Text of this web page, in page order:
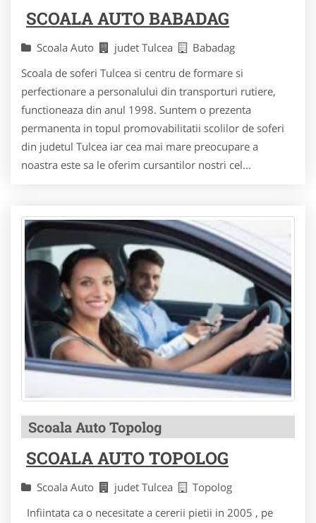
SCOALA AUTO BABADAG
Scoala Auto judet Tulcea
Babadag
Scoala de soferi Tulcea si centru de formare si
perfectionare a personalului din transporturi rutiere,
functioneaza din anul 1998. Suntem o prezenta
permanenta in topul promovabilitatii scolilor de soferi
din judetul Tulcea iar cea mai mare preocupare a
noastra este sa le oferim cursantilor nostri cel...
Scoala Auto Topolog
SCOALA AUTO TOPOLOG
Scoala Auto judet Tulcea
Topolog
Infiintata ca o necesitate a cererii pietii in 2005 , pe